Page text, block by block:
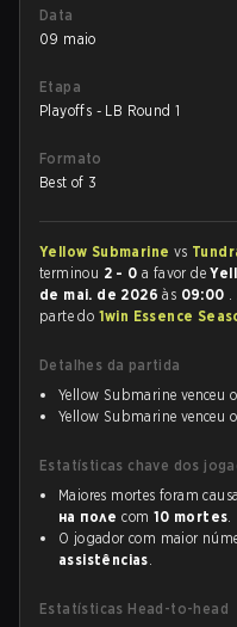
Data
09 maio
Etapa
Playoffs - LB Round 1
Formato
Best of 3
Yellow Submarine vs
terminou 2 - 0 a favor de
de mai. de 2026às 09:00 .
parte do 1win Essence
Detalhes da partida
Yellow Submarine venceu
Yellow Submarine venceu
Estatísticas chave dos
Maiores mortes foram
на поле com 10 mortes.
O jogador com maior
assistências.
Estatísticas Head-to-head